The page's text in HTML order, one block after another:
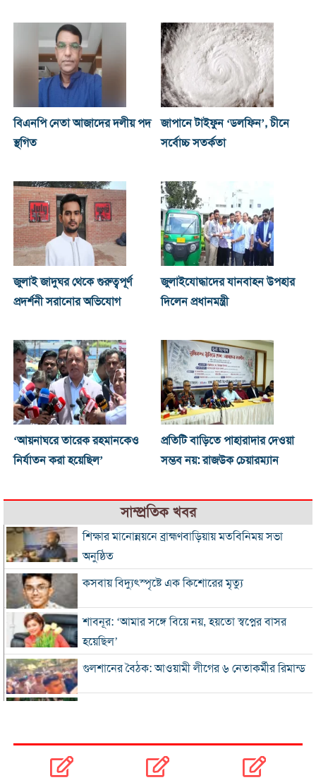
বিএনপি নেতা আজাদের দলীয় পদ
স্থগিত
জাপানে টাইফুন ‘ডলফিন’, চীনে
সর্বোচ্চ সতর্কতা
জুলাই জাদুঘর থেকে গুরুত্বপূর্ণ
প্রদর্শনী সরানোর অভিযোগ
জুলাইযোদ্ধাদের যানবাহন উপহার
দিলেন প্রধানমন্ত্রী
‘আয়নাঘরে তারেক রহমানকেও
নির্যাতন করা হয়েছিল’
প্রতিটি বাড়িতে পাহারাদার দেওয়া
সম্ভব নয়: রাজউক চেয়ারম্যান
সাম্প্রতিক খবর
শিক্ষার মানোন্নয়নে ব্রাহ্মণবাড়িয়ায় মতবিনিময় সভা
অনুষ্ঠিত
কসবায় বিদ্যুৎস্পৃষ্টে এক কিশোরের মৃত্যু
শাবনূর: ‘আমার সঙ্গে বিয়ে নয়, হয়তো স্বপ্নের বাসর
হয়েছিল’
গুলশানের বৈঠক: আওয়ামী লীগের ৬ নেতাকর্মীর রিমান্ড
গ্যাস-বিদ্যুৎ সংকটে শিল্প, ঋণের সুদ মওকুফ চায়